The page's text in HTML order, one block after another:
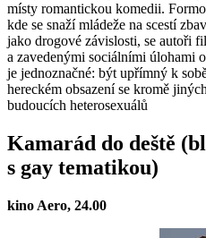
místy romantickou komedii.
kde se snaží mládeže na scestí
jako drogové závislosti, se autoři
a zavedenými sociálními úlohami
je jednoznačné: být upřímný k
hereckém obsazení se kromě
budoucích heterosexuálů
Kamarád do deště
s gay tematikou)
kino Aero, 24.00